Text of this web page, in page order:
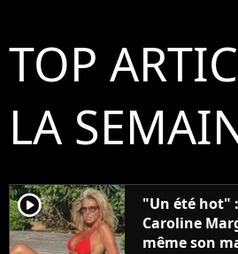
TOP
LA
player2
"Un été hot"
Caroline
même son